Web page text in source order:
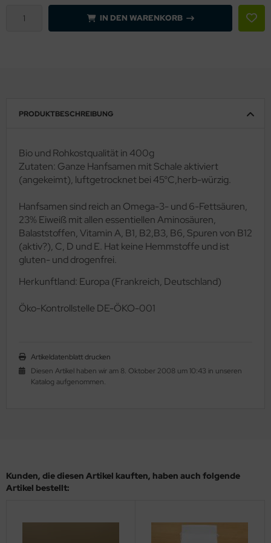
IN DEN WARENKORB
PRODUKTBESCHREIBUNG
Bio und Rohkostqualität in 400g
Zutaten: Ganze Hanfsamen mit Schale aktiviert
(angekeimt), luftgetrocknet bei 45°C,herb-würzig.
Hanfsamen sind reich an Omega-3- und 6-Fettsäuren,
23% Eiweiß mit allen essentiellen Aminosäuren,
Balaststoffen, Vitamin A, B1, B2,B3, B6, Spuren von B12
(aktiv?), C, D und E. Hat keine Hemmstoffe und ist
gluten- und drogenfrei.
Herkunftland: Europa (Frankreich, Deutschland)
Öko-Kontrollstelle DE-ÖKO-001
Artikeldatenblatt drucken
Diesen Artikel haben wir am 8. Oktober 2008 um 10:43 in unseren
Katalog aufgenommen.
Kunden, die diesen Artikel kauften, haben auch folgende
Artikel bestellt: